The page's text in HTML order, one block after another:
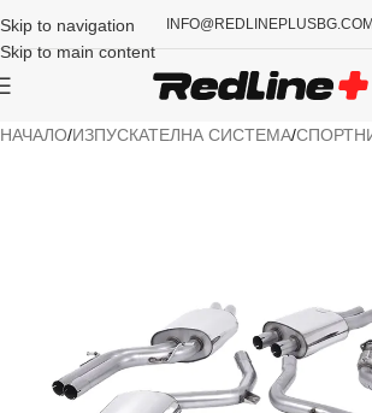
Skip to navigation
Skip to main content
INFO@REDLINEPLUSBG.COM
НАЧАЛО/ИЗПУСКАТЕЛНА СИСТЕМА/